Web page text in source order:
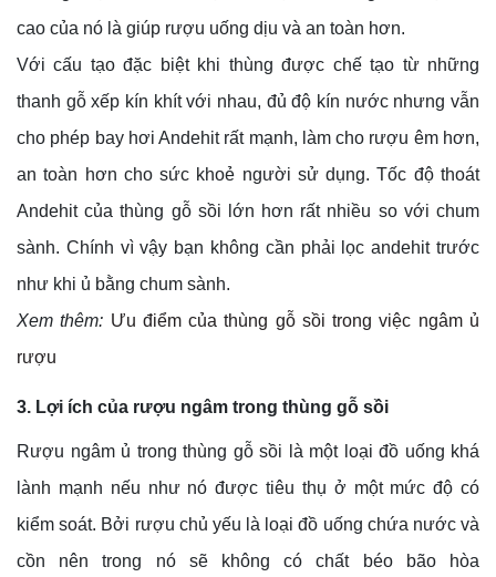
cao của nó là giúp rượu uống dịu và an toàn hơn.
Với cấu tạo đặc biệt khi thùng được chế tạo từ những
thanh gỗ xếp kín khít với nhau, đủ độ kín nước nhưng vẫn
cho phép bay hơi Andehit rất mạnh, làm cho rượu êm hơn,
an toàn hơn cho sức khoẻ người sử dụng. Tốc độ thoát
Andehit của thùng gỗ sồi lớn hơn rất nhiều so với chum
sành. Chính vì vậy bạn không cần phải lọc andehit trước
như khi ủ bằng chum sành.
Xem thêm: Ưu điểm của thùng gỗ sồi trong việc ngâm ủ
rượu
3. Lợi ích của rượu ngâm trong thùng gỗ sồi
Rượu ngâm ủ trong thùng gỗ sồi là một loại đồ uống khá
lành mạnh nếu như nó được tiêu thụ ở một mức độ có
kiểm soát. Bởi rượu chủ yếu là loại đồ uống chứa nước và
cồn nên trong nó sẽ không có chất béo bão hòa